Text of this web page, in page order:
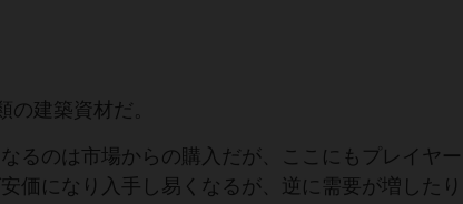
建築資材だ。
るのは市場からの購入だが、ここにもプレイヤー
価になり入手し易くなるが、逆に需要が増したり